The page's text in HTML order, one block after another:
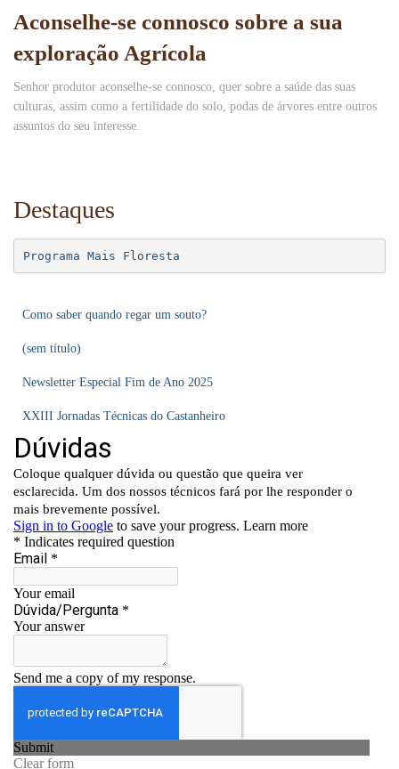
Aconselhe-se connosco sobre a sua
exploração Agrícola
Senhor produtor aconselhe-se connosco, quer sobre a saúde das suas
culturas, assim como a fertilidade do solo, podas de árvores entre outros
assuntos do seu interesse.
Destaques
Programa Mais Floresta
Como saber quando regar um souto?
(sem título)
Newsletter Especial Fim de Ano 2025
XXIII Jornadas Técnicas do Castanheiro